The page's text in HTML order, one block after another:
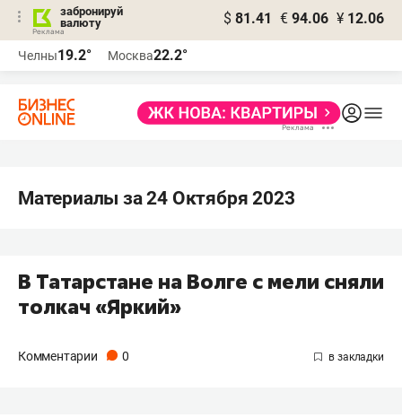
забронируй
валюту
$ 81.41 € 94.06 ¥ 12.06
Челны19.2° Москва22.2°
Материалы за 24 Октября 2023
В Татарстане на Волге с мели сняли
толкач «Яркий»
Комментарии 0